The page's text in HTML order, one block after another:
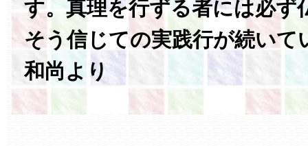
す。真理を行ずる者には必ず
そう信じての実践行が続いて
和尚より